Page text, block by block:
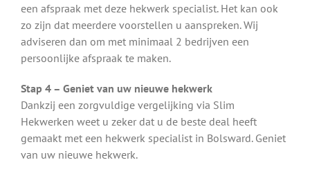
een afspraak met deze hekwerk specialist. Het kan ook
zo zijn dat meerdere voorstellen u aanspreken. Wij
adviseren dan om met minimaal 2 bedrijven een
persoonlijke afspraak te maken.
Stap 4 – Geniet van uw nieuwe hekwerk
Dankzij een zorgvuldige vergelijking via Slim
Hekwerken weet u zeker dat u de beste deal heeft
gemaakt met een hekwerk specialist in Bolsward. Geniet
van uw nieuwe hekwerk.